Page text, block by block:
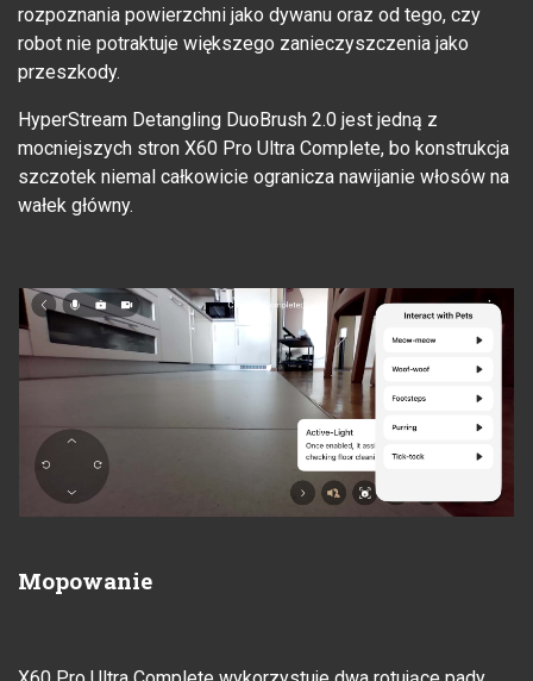
rozpoznania powierzchni jako dywanu oraz od tego, czy
robot nie potraktuje większego zanieczyszczenia jako
przeszkody.
HyperStream Detangling DuoBrush 2.0 jest jedną z
mocniejszych stron X60 Pro Ultra Complete, bo konstrukcja
szczotek niemal całkowicie ogranicza nawijanie włosów na
wałek główny.
Mopowanie